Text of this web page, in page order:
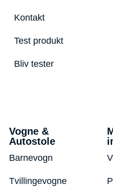
Kontakt
Test produkt
Bliv tester
Bedste tremmeseng
2026
Vogne &
Autostole
Barnevogn
Tvillingevogne